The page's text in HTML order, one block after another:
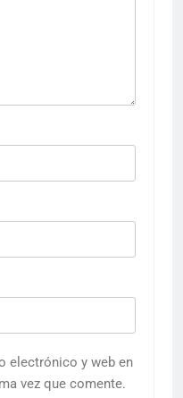
electrónico y web en
vez que comente.